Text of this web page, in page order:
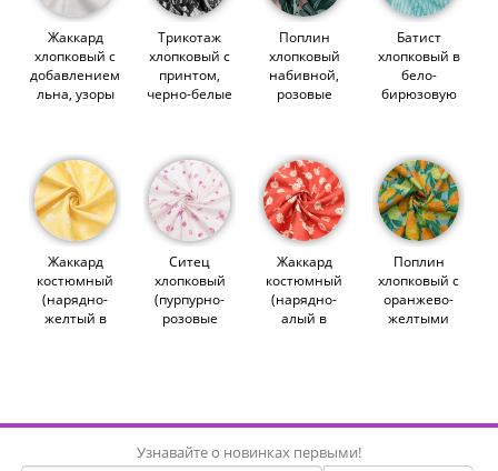
Жаккард
хлопковый с
добавлением
льна, узоры
Трикотаж
хлопковый с
принтом,
черно-белые
Поплин
хлопковый
набивной,
розовые
Батист
хлопковый в
бело-
бирюзовую
Жаккард
костюмный
(нарядно-
желтый в
Ситец
хлопковый
(пурпурно-
розовые
Жаккард
костюмный
(нарядно-
алый в
Поплин
хлопковый с
оранжево-
желтыми
Узнавайте о новинках первыми!